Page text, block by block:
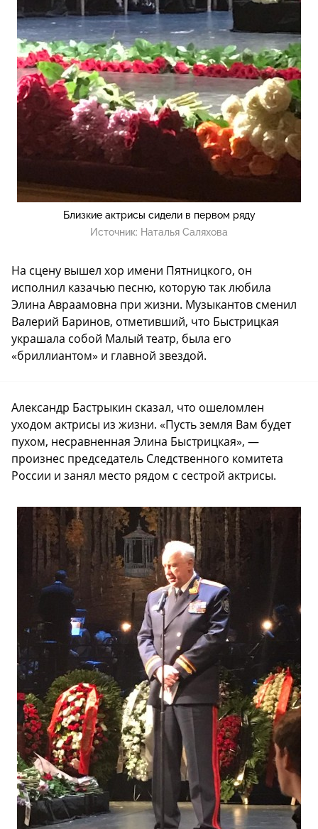
Близкие актрисы сидели в первом ряду
Источник: Наталья Саляхова
На сцену вышел хор имени Пятницкого, он
исполнил казачью песню, которую так любила
Элина Авраамовна при жизни. Музыкантов сменил
Валерий Баринов, отметивший, что Быстрицкая
украшала собой Малый театр, была его
«бриллиантом» и главной звездой.
Александр Бастрыкин сказал, что ошеломлен
уходом актрисы из жизни. «Пусть земля Вам будет
пухом, несравненная Элина Быстрицкая», —
произнес председатель Следственного комитета
России и занял место рядом с сестрой актрисы.